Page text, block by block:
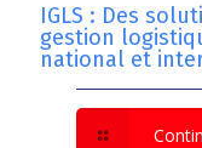
IGLS : Des
gestion
national et